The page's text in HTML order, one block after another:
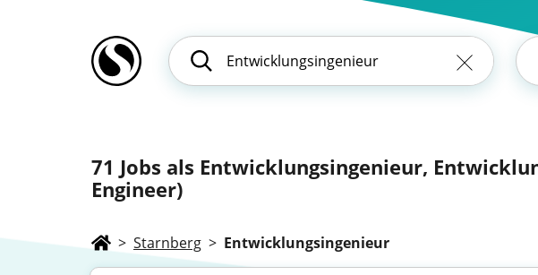
71 Jobs als Entwicklungsingenieur,
Engineer)
> Starnberg > Entwicklungsingenieur